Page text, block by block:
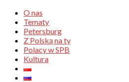
O nas
Tematy
Petersburg
Z Polską na ty
Polacy w SPB
Kultura